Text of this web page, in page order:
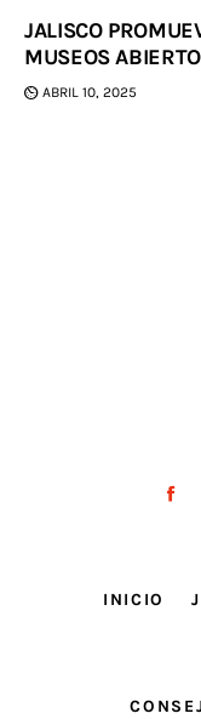
JALISCO
MUSEOS
ABRIL 10, 2025
INICIO